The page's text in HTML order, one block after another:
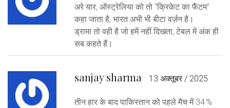
अरे यार, ऑस्ट्रेलिया को तो “क्रिकेट का फैंटम”
कहा जाता है, भारत अभी भी बीटा वर्ज़न है।
ड्रामा तो वही है जो हमें नहीं दिखता, टेबल में अंक ही
सब कहते हैं।
sanjay sharma 13 अक्तूबर / 2025
तीन हार के बाद पाकिस्तान को पहले मैच में 34 %